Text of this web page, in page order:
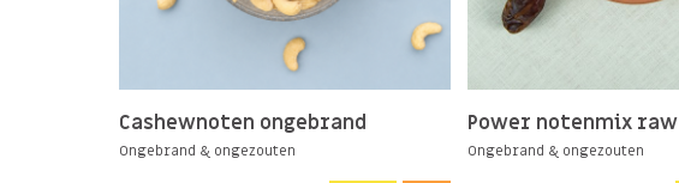
Cashewnoten ongebrand
Ongebrand & ongezouten
Power notenmix raw
Ongebrand & ongezouten